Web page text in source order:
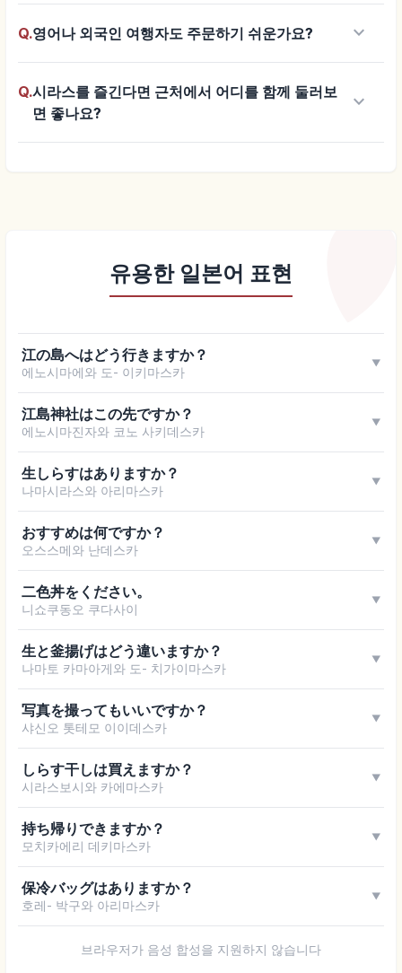
Q.영어나 외국인 여행자도 주문하기 쉬운가요? keyboard_arrow_down
Q.시라스를 즐긴다면 근처에서 어디를 함께 둘러보
면 좋나요?
keyboard_arrow_down
유용한 일본어 표현
江の島へはどう行きますか？
에노시마에와 도- 이키마스카
▼
江島神社はこの先ですか？
에노시마진자와 코노 사키데스카
▼
生しらすはありますか？
나마시라스와 아리마스카
▼
おすすめは何ですか？
오스스메와 난데스카
▼
二色丼をください。
니쇼쿠동오 쿠다사이
▼
生と釜揚げはどう違いますか？
나마토 카마아게와 도- 치가이마스카
▼
写真を撮ってもいいですか？
샤신오 톳테모 이이데스카
▼
しらす干しは買えますか？
시라스보시와 카에마스카
▼
持ち帰りできますか？
모치카에리 데키마스카
▼
保冷バッグはありますか？
호레- 박구와 아리마스카
▼
브라우저가 음성 합성을 지원하지 않습니다